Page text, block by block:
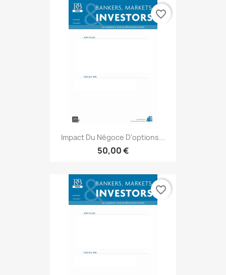
Impact Du Négoce D'options...
50,00 €
favorite_border
favorite_border